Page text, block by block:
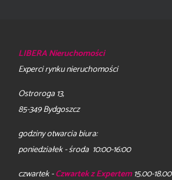
LIBERA Nieruchomości
Experci rynku nieruchomości
Ostroroga 13,
85-349 Bydgoszcz
godziny otwarcia biura:
poniedziałek - środa 10:00-16:00
czwartek -Czwartek z Expertem15.00-18.00